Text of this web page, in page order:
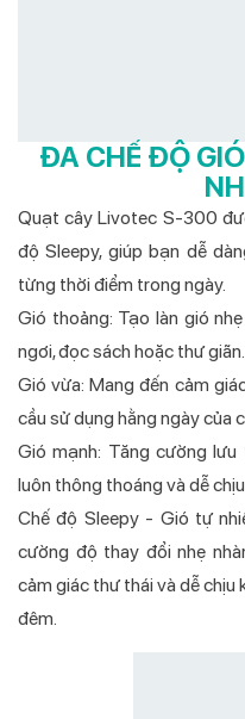
ĐA CHẾ ĐỘ
Quạt cây Livotec S-300
độ Sleepy, giúp bạn dễ
từng thời điểm trong ngày.
Gió thoảng: Tạo làn gió
ngơi, đọc sách hoặc thư giãn.
Gió vừa: Mang đến cảm
cầu sử dụng hằng ngày của
Gió mạnh: Tăng cường
luôn thông thoáng và dễ
Chế độ Sleepy - Gió tự
cường độ thay đổi nhẹ
cảm giác thư thái và dễ chịu
đêm.